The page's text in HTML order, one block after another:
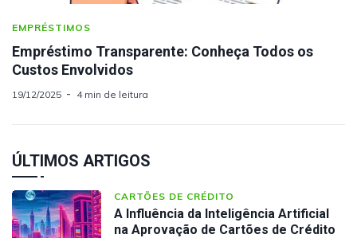
EMPRÉSTIMOS
Empréstimo Transparente: Conheça Todos os
Custos Envolvidos
19/12/2025 4 min de leitura
ÚLTIMOS ARTIGOS
CARTÕES DE CRÉDITO
A Influência da Inteligência Artificial
na Aprovação de Cartões de Crédito